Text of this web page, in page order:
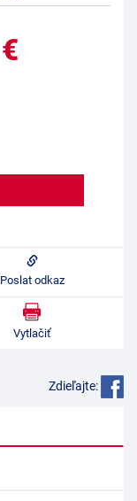
€
Poslat odkaz
Vytlačiť
Zdieľajte: